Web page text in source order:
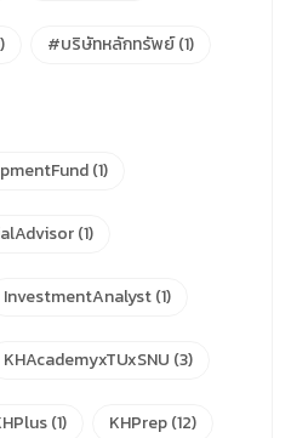
#บริษัทหลักทรัพย์(1)
(1)
(1)
InvestmentAnalyst(1)
KHAcademyxTUxSNU (3)
(1) KHPrep(12)